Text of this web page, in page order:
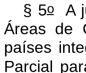
§ 5oA
Áreas de
países
Parcial